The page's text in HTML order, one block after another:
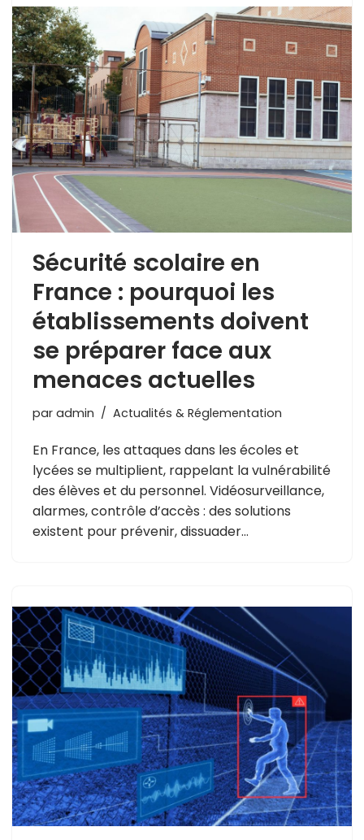
Sécurité scolaire en
France : pourquoi les
établissements doivent
se préparer face aux
menaces actuelles
par admin Actualités & Réglementation
En France, les attaques dans les écoles et
lycées se multiplient, rappelant la vulnérabilité
des élèves et du personnel. Vidéosurveillance,
alarmes, contrôle d’accès : des solutions
existent pour prévenir, dissuader…